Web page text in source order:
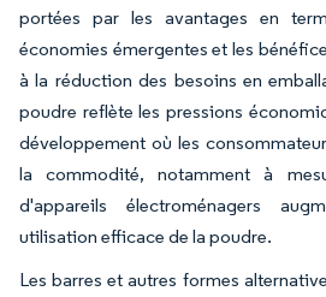
portées par les avantages en
économies émergentes et les
à la réduction des besoins en
poudre reflète les pressions
développement où les
la commodité, notamment à
d'appareils électroménagers
utilisation efficace de la poudre.
Les barres et autres formes